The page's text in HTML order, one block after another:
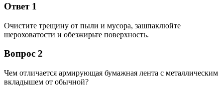
Ответ 1
Очистите трещину от пыли и мусора, зашпаклюйте
шероховатости и обезжирьте поверхность.
Вопрос 2
Чем отличается армирующая бумажная лента с металлическим
вкладышем от обычной?